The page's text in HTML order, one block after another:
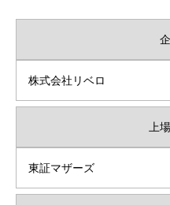
株式会社リベロ
上
東証マザーズ